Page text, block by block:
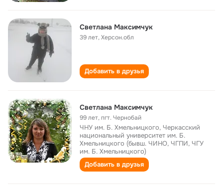
Светлана Максимчук
39 лет,Херсон.обл
Добавить в друзья
Светлана Максимчук
99 лет,пгт. Чернобай
ЧНУ им. Б. Хмельницкого, Черкасский
национальный университет им. Б.
Хмельницкого (бывш. ЧИНО, ЧГПИ, ЧГУ
им. Б. Хмельницкого)
Добавить в друзья